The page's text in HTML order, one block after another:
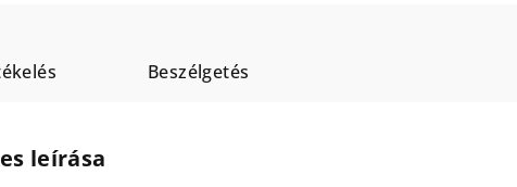
Beszélgetés
leírása